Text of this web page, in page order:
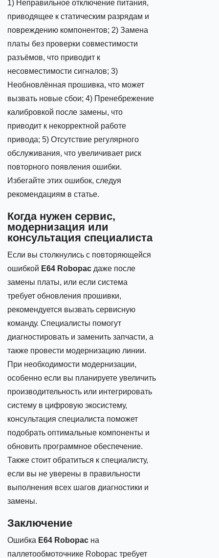
1) Неправильное отключение питания,
приводящее к статическим разрядам и
повреждению компонентов; 2) Замена
платы без проверки совместимости
разъёмов, что приводит к
несовместимости сигналов; 3)
Необновлённая прошивка, что может
вызвать новые сбои; 4) Пренебрежение
калибровкой после замены, что
приводит к некорректной работе
привода; 5) Отсутствие регулярного
обслуживания, что увеличивает риск
повторного появления ошибки.
Избегайте этих ошибок, следуя
рекомендациям в статье.
Когда нужен сервис,
модернизация или
консультация специалиста
Если вы столкнулись с повторяющейся
ошибкой E64 Robopac даже после
замены платы, или если система
требует обновления прошивки,
рекомендуется вызвать сервисную
команду. Специалисты помогут
диагностировать и заменить запчасти, а
также провести модернизацию линии.
При необходимости модернизации,
особенно если вы планируете увеличить
производительность или интегрировать
систему в цифровую экосистему,
консультация специалиста поможет
подобрать оптимальные компоненты и
обновить программное обеспечение.
Также стоит обратиться к специалисту,
если вы не уверены в правильности
выполнения всех шагов диагностики и
замены.
Заключение
Ошибка E64 Robopac на
паллетообмоточнике Robopac требует